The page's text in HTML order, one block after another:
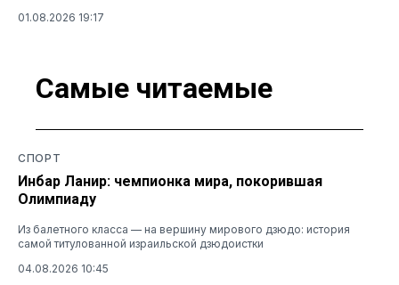
01.08.2026 19:17
Самые читаемые
СПОРТ
Инбар Ланир: чемпионка мира, покорившая
Олимпиаду
Из балетного класса — на вершину мирового дзюдо: история
самой титулованной израильской дзюдоистки
04.08.2026 10:45